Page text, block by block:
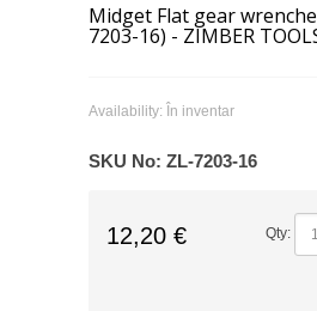
Midget Flat gear
7203-16) - ZIMBER
Availability: În inventar
SKU No: ZL-7203-16
12,20 € Qty: